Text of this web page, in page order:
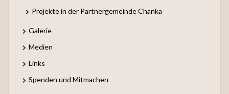
Projekte in der Partnergemeinde Chanka
Galerie
Medien
Links
Spenden und Mitmachen